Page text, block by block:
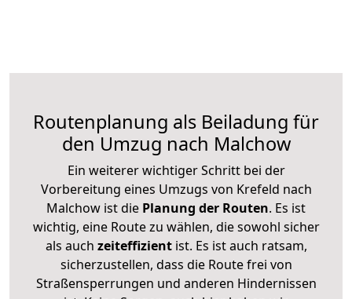
Routenplanung als Beiladung für
den Umzug nach Malchow
Ein weiterer wichtiger Schritt bei der
Vorbereitung eines Umzugs von Krefeld nach
Malchow ist die Planung der Routen. Es ist
wichtig, eine Route zu wählen, die sowohl sicher
als auch zeiteffizientist. Es ist auch ratsam,
sicherzustellen, dass die Route frei von
Straßensperrungen und anderen Hindernissen